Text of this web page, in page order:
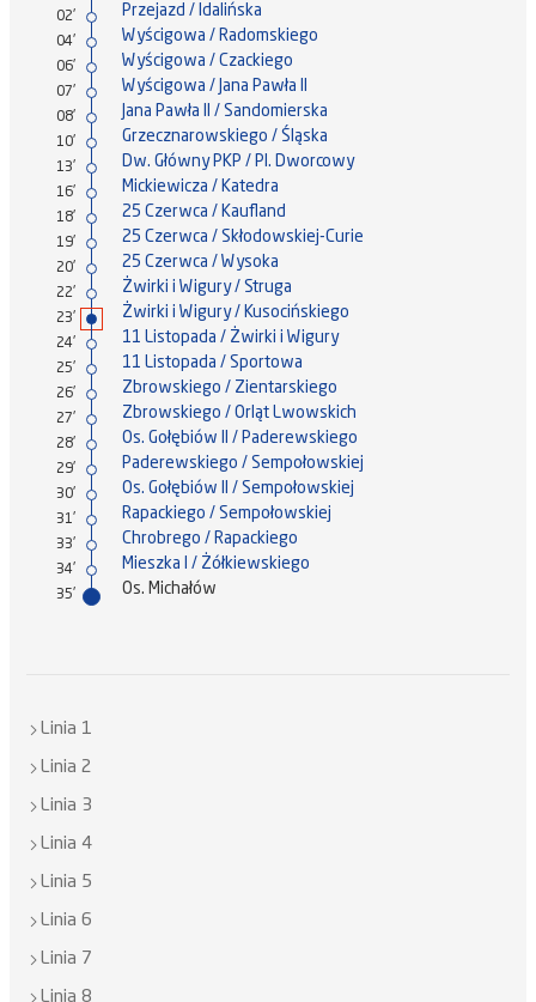
02' Przejazd / Idalińska
04' Wyścigowa / Radomskiego
06' Wyścigowa / Czackiego
07' Wyścigowa / Jana Pawła II
08' Jana Pawła II / Sandomierska
10' Grzecznarowskiego / Śląska
13' Dw. Główny PKP / Pl. Dworcowy
16' Mickiewicza / Katedra
18' 25 Czerwca / Kaufland
19' 25 Czerwca / Skłodowskiej-Curie
20' 25 Czerwca / Wysoka
22' Żwirki i Wigury / Struga
23' Żwirki i Wigury / Kusocińskiego
24' 11 Listopada / Żwirki i Wigury
25' 11 Listopada / Sportowa
26' Zbrowskiego / Zientarskiego
27' Zbrowskiego / Orląt Lwowskich
28' Os. Gołębiów II / Paderewskiego
29' Paderewskiego / Sempołowskiej
30' Os. Gołębiów II / Sempołowskiej
31' Rapackiego / Sempołowskiej
33' Chrobrego / Rapackiego
34' Mieszka I / Żółkiewskiego
35' Os. Michałów
Linia 1
Linia 2
Linia 3
Linia 4
Linia 5
Linia 6
Linia 7
Linia 8